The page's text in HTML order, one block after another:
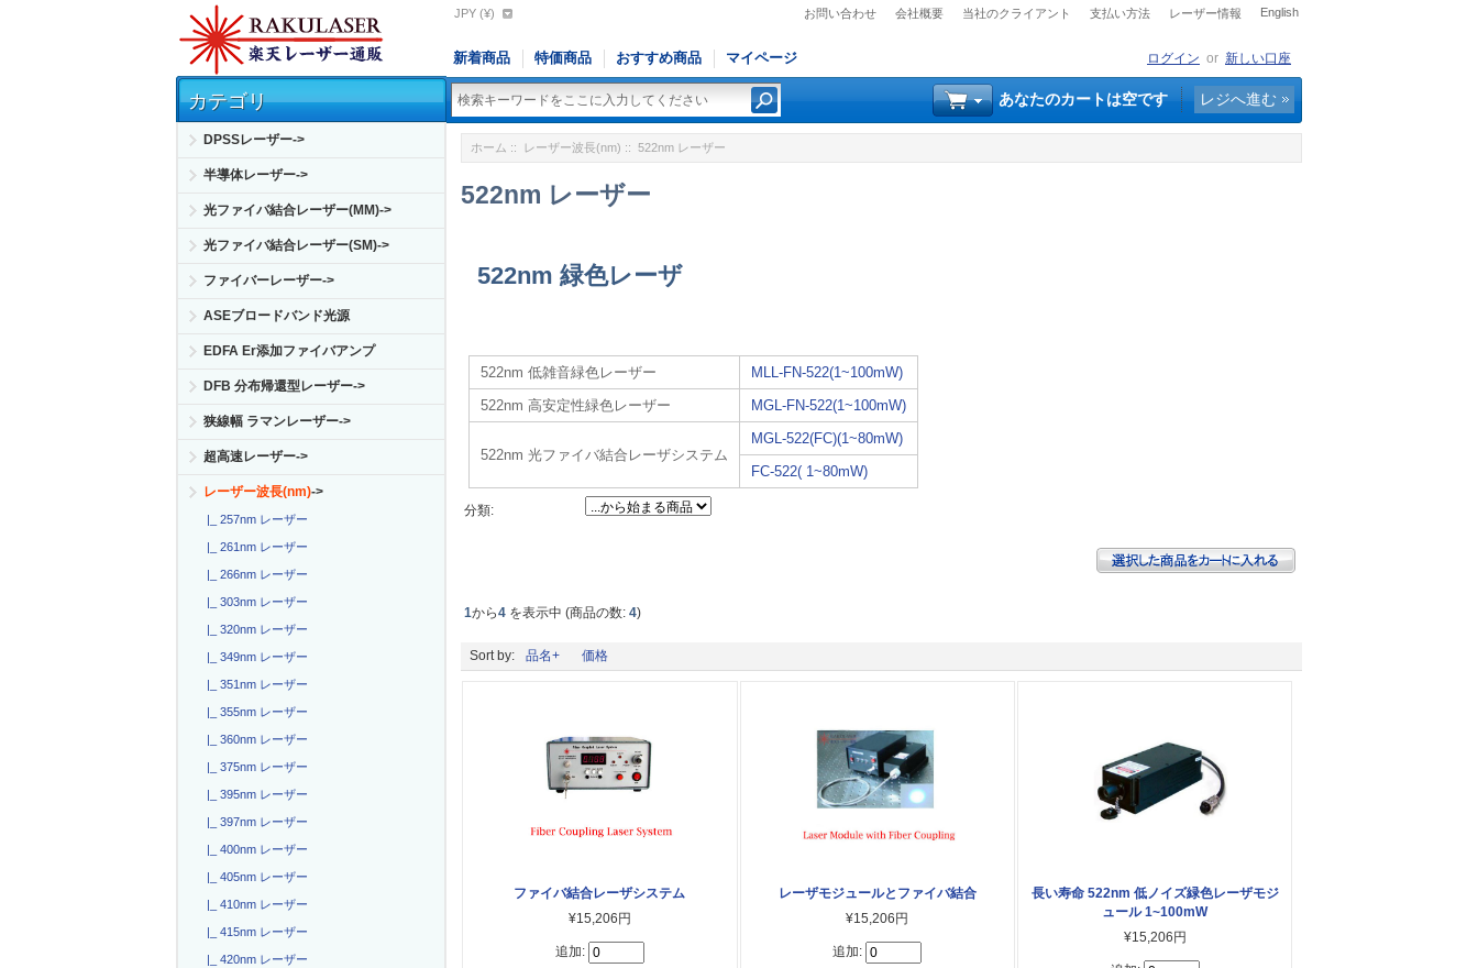
お問い合わせ 会社概要 当社のクライアント 支払い方法 レーザー情報 English
JPY (¥)
新着商品 特価商品 おすすめ商品 マイページ ログイン or 新しい口座
あなたのカートは空です レジへ進む
カテゴリ
DPSSレーザー->
半導体レーザー->
光ファイバ結合レーザー(MM)->
光ファイバ結合レーザー(SM)->
ファイバーレーザー->
ASEブロードバンド光源
EDFA Er添加ファイバアンプ
DFB 分布帰還型レーザー->
狭線幅 ラマンレーザー->
超高速レーザー->
レーザー波長(nm)->
|_ 257nm レーザー
|_ 261nm レーザー
|_ 266nm レーザー
|_ 303nm レーザー
|_ 320nm レーザー
|_ 349nm レーザー
|_ 351nm レーザー
|_ 355nm レーザー
|_ 360nm レーザー
|_ 375nm レーザー
|_ 395nm レーザー
|_ 397nm レーザー
|_ 400nm レーザー
|_ 405nm レーザー
|_ 410nm レーザー
|_ 415nm レーザー
|_ 420nm レーザー
ホーム :: レーザー波長(nm) :: 522nm レーザー
522nm レーザー
522nm 緑色レーザ
522nm 低雑音緑色レーザー
MLL-FN-522(1~100mW)
522nm 高安定性緑色レーザー
MGL-FN-522(1~100mW)
522nm 光ファイバ結合レーザシステム
MGL-522(FC)(1~80mW)
FC-522( 1~80mW)
分類:
1から4 を表示中 (商品の数:4)
Sort by: 品名+ 価格
ファイバ結合レーザシステム
¥15,206円
追加:
レーザモジュールとファイバ結合
¥15,206円
追加:
長い寿命 522nm 低ノイズ緑色レーザモジ
ュール 1~100mW
¥15,206円